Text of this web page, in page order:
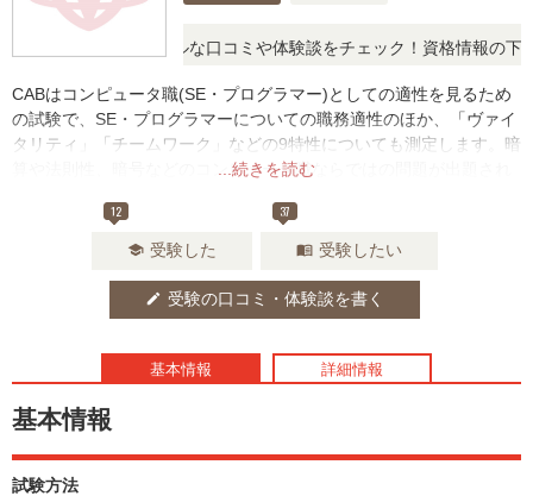
に思ったら、リアルな口コミや体験談をチェック！資格情報の下か
...続きを読む
CABはコンピュータ職(SE・プログラマー)としての適性を見るため
の試験で、SE・プログラマーについての職務適性のほか、「ヴァイ
タリティ」「チームワーク」などの9特性についても測定します。暗
算や法則性、暗号などのコンピュータ職ならではの問題が出題され
12
school 受験した
37
menu_book 受験したい
edit 受験の口コミ・体験談を書く
基本情報 詳細情報
基本情報
試験方法